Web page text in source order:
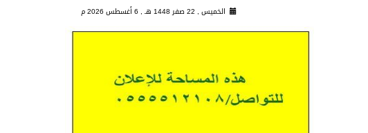
الخميس , 22 صفر 1448 هـ , 6 أغسطس 2026 م